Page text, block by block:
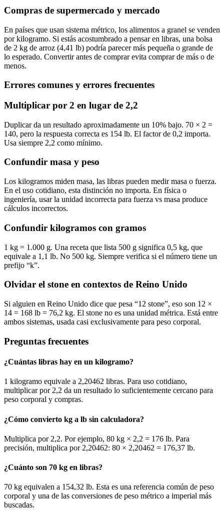
Compras de supermercado y mercado
En países que usan sistema métrico, los alimentos a granel se venden
por kilogramo. Si estás acostumbrado a pensar en libras, una bolsa
de 2 kg de arroz (4,41 lb) podría parecer más pequeña o grande de
lo esperado. Convertir antes de comprar evita comprar de más o de
menos.
Errores comunes y errores frecuentes
Multiplicar por 2 en lugar de 2,2
Duplicar da un resultado aproximadamente un 10% bajo. 70 × 2 =
140, pero la respuesta correcta es 154 lb. El factor de 0,2 importa.
Usa siempre 2,2 como mínimo.
Confundir masa y peso
Los kilogramos miden masa, las libras pueden medir masa o fuerza.
En el uso cotidiano, esta distinción no importa. En física o
ingeniería, usar la unidad incorrecta para fuerza vs masa produce
cálculos incorrectos.
Confundir kilogramos con gramos
1 kg = 1.000 g. Una receta que lista 500 g significa 0,5 kg, que
equivale a 1,1 lb. No 500 kg. Siempre verifica si el número tiene un
prefijo “k”.
Olvidar el stone en contextos de Reino Unido
Si alguien en Reino Unido dice que pesa “12 stone”, eso son 12 ×
14 = 168 lb = 76,2 kg. El stone no es una unidad métrica. Está entre
ambos sistemas, usada casi exclusivamente para peso corporal.
Preguntas frecuentes
¿Cuántas libras hay en un kilogramo?
1 kilogramo equivale a 2,20462 libras. Para uso cotidiano,
multiplicar por 2,2 da un resultado lo suficientemente cercano para
peso corporal y compras.
¿Cómo convierto kg a lb sin calculadora?
Multiplica por 2,2. Por ejemplo, 80 kg × 2,2 = 176 lb. Para
precisión, multiplica por 2,20462: 80 × 2,20462 = 176,37 lb.
¿Cuánto son 70 kg en libras?
70 kg equivalen a 154,32 lb. Esta es una referencia común de peso
corporal y una de las conversiones de peso métrico a imperial más
buscadas.